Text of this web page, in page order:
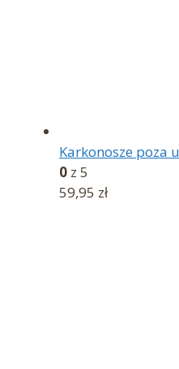
Karkonosze poza
0 z 5
59,95 zł